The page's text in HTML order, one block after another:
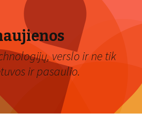
verslo ir ne tik
ir pasaulio.